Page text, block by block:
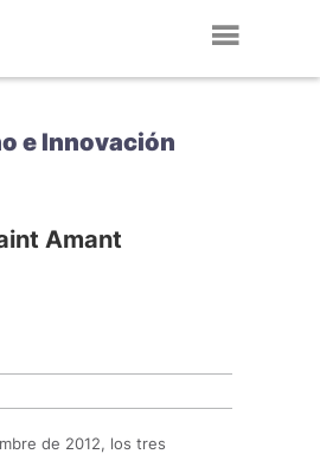
e Innovación
Amant
de 2012, los tres